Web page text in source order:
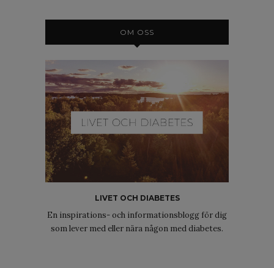
OM OSS
LIVET OCH DIABETES
En inspirations- och informationsblogg för dig
som lever med eller nära någon med diabetes.